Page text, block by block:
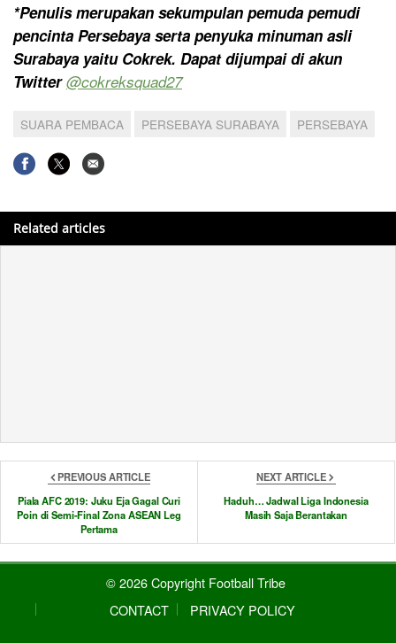
*Penulis merupakan sekumpulan pemuda pemudi
pencinta Persebaya serta penyuka minuman asli
Surabaya yaitu Cokrek. Dapat dijumpai di akun
Twitter@cokreksquad27
SUARA PEMBACA PERSEBAYA SURABAYA PERSEBAYA
Related articles
PREVIOUS ARTICLE
Piala AFC 2019: Juku Eja Gagal Curi
Poin di Semi-Final Zona ASEAN Leg
Pertama
NEXT ARTICLE
Haduh… Jadwal Liga Indonesia
Masih Saja Berantakan
© 2026 Copyright Football Tribe
CONTACT
PRIVACY POLICY